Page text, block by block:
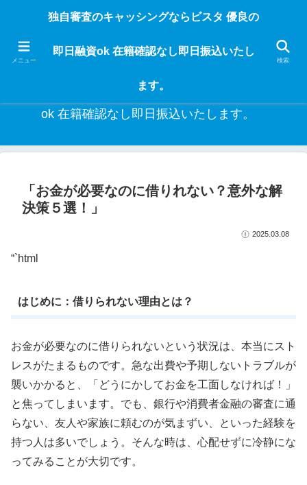
独自審査のフリーローンならビスタなら24時間365日 在籍確認なしで借りれる
な入用があっても安心！融資率97％！仕事をしている人ならブラックでも給料
日返済の１ヶ月融資で借りられるから安心！
独自審査のキャッシングならビスタ 優良の即日融資
ok 在籍確認なし即日振込いたします。
「お金が必要なのに借りれない？意外な解
決策５選！」
2025.03.08
“`html
はじめに：借りられない理由とは？
お金が必要なのに借りられないという状況は、本当にスト
レスがたまるものです。急な出費や予期しないトラブルが
襲いかかると、「どうにかしてお金を工面しなければ！」
と焦ってしまいます。でも、銀行や消費者金融の審査に通
らない、友人や家族に頼むのが気まずい、といった経験を
持つ人は多いでしょう。そんな時は、心配せずに冷静にな
ってみることが大切です。
メニュー
独自審査のキャッシングならビスタ 優良の
即日融資ok 在籍確認なし即日振込いたし
ます。
検索